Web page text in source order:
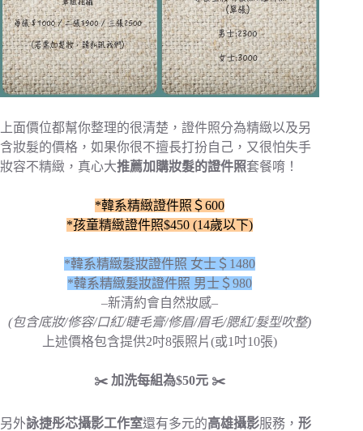
上面價位都幫你整理的很清楚，證件照分為精緻以及另
含妝髮的價格，如果你很不擅長打扮自己，又很怕失手
妝容不精緻，真心大推薦加購妝髮的證件照套餐唷！
*韓系精緻證件照＄600
*孩童精緻證件照$450 (14歲以下)
*韓系精緻髮妝證件照 女士＄1480
*韓系精緻髮妝證件照 男士＄980
–新清約會自然妝感–
(包含底妝/修容/口紅/睫毛膏/修眉/眉毛/腮紅/髮型吹整)
上述價格包含提供2吋8張照片(或1吋10張)
✂️ 加洗每組為$50元 ✂️
另外詠捷彤芯攝影工作室還有多元的高雄攝影服務， 形